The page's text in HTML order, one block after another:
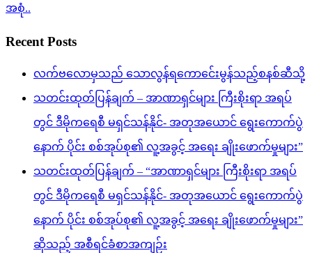
အစုံ..
Recent Posts
လက်ဗလောမှသည် သောလွန်ရကောင်ေးမွန်သည့်စနစ်ဆီသို့
သတင်းထုတ်ပြန်ချက် – အာဏာရှင်များ ကြီးစိုးရာ အရပ်
တွင် ဒီမိုကရေစီ မရှင်သန်နိုင်- အတုအယောင် ရွေးကောက်ပွဲ
နောက် ပိုင်း စစ်အုပ်စု၏ လူ့အခွင့် အရေး ချိုးဖောက်မှုများ”
သတင်းထုတ်ပြန်ချက် – “အာဏာရှင်များ ကြီးစိုးရာ အရပ်
တွင် ဒီမိုကရေစီ မရှင်သန်နိုင်- အတုအယောင် ရွေးကောက်ပွဲ
နောက် ပိုင်း စစ်အုပ်စု၏ လူ့အခွင့် အရေး ချိုးဖောက်မှုများ”
ဆိုသည့် အစီရင်ခံစာအကျဉ်း